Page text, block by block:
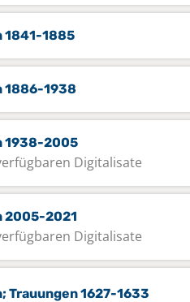
1841-1885
1886-1938
1938-2005
Digitalisate
2005-2021
Digitalisate
Trauungen 1627-1633